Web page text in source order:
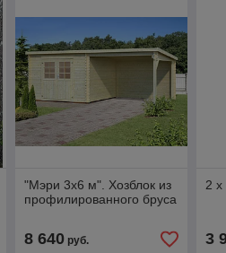
"Мэри 3х6 м". Хозблок из
профилированного бруса
8 640руб.
2 х
3